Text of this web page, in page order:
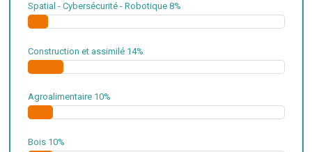
Spatial - Cybersécurité - Robotique 8%
Construction et assimilé 14%
Agroalimentaire 10%
Bois 10%